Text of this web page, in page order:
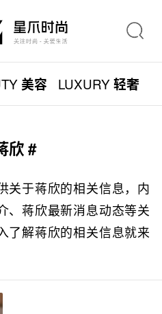
美容 LUXURY轻奢
欣 #
关于蒋欣的相关信息，内
、蒋欣最新消息动态等关
了解蒋欣的相关信息就来